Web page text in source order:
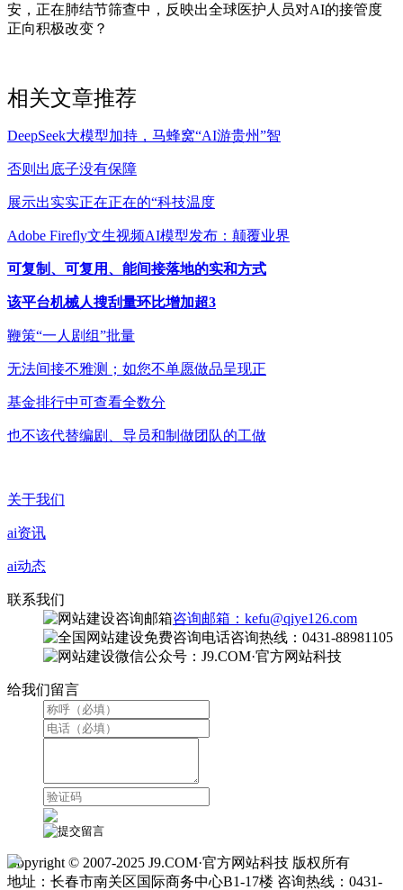
安，正在肺结节筛查中，反映出全球医护人员对AI的接管度
正向积极改变？
相关文章推荐
DeepSeek大模型加持，马蜂窝“AI游贵州”智
否则出底子没有保障
展示出实实正在正在的“科技温度
Adobe Firefly文生视频AI模型发布：颠覆业界
可复制、可复用、能间接落地的实和方式
该平台机械人搜刮量环比增加超3
鞭策“一人剧组”批量
无法间接不雅测；如您不单愿做品呈现正
基金排行中可查看全数分
也不该代替编剧、导员和制做团队的工做
关于我们
ai资讯
ai动态
联系我们
咨询邮箱：kefu@qiye126.com
咨询热线：0431-88981105
微信公众号：J9.COM·官方网站科技
给我们留言
Copyright © 2007-2025 J9.COM·官方网站科技 版权所有
地址：长春市南关区国际商务中心B1-17楼 咨询热线：0431-